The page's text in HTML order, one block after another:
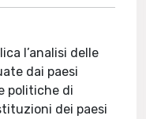
l’analisi delle
dai paesi
politiche di
dei paesi